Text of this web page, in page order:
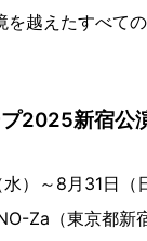
を越えたすべて
2025新宿公
）～8月31日（
Za（東京都新